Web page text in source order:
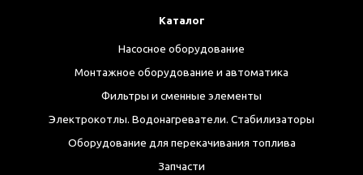
Каталог
Насосное оборудование
Монтажное оборудование и автоматика
Фильтры и сменные элементы
Электрокотлы. Водонагреватели. Стабилизаторы
Оборудование для перекачивания топлива
Запчасти